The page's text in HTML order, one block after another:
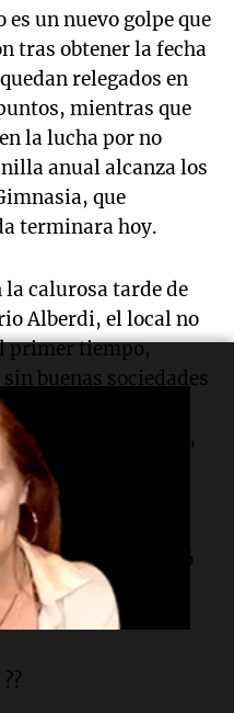
un nuevo golpe que
tras obtener la fecha
relegados en
mientras que
la lucha por no
anual alcanza los
que
terminara hoy.
la calurosa tarde de
Alberdi, el local no
primer tiempo,
buenas sociedades
por lo que la
pelota parada,
para el arco
tiempo todo cambió
holgada victoria
celeste en Alberdi.